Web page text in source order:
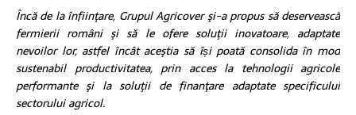
Încă de la înfiinţare, Grupul Agricover şi-a propus să deservească
fermierii români şi să le ofere soluţii inovatoare, adaptate
nevoilor lor, astfel încât aceştia să își poată consolida în mod
sustenabil productivitatea, prin acces la tehnologii agricole
performante şi la soluţii de finanţare adaptate specificului
sectorului agricol.